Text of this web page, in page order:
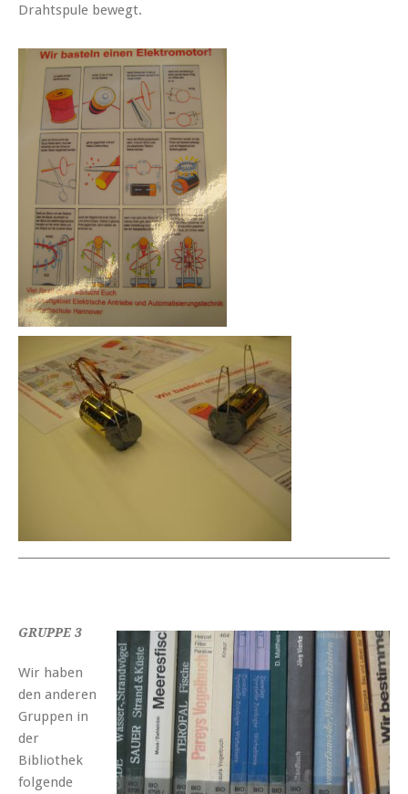
Drahtspule bewegt.
GRUPPE 3
Wir haben
den anderen
Gruppen in
der
Bibliothek
folgende